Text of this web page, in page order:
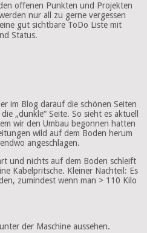
offenen Punkten und Projekten
nur all zu gerne vergessen
gut sichtbare ToDo Liste mit
Status.
im Blog darauf die schönen Seiten
„dunkle“ Seite. So sieht es aktuell
wir den Umbau begonnen hatten
wild auf dem Boden herum
angeschlagen.
und nichts auf dem Boden schleift
Kabelpritsche. Kleiner Nachteil: Es
zumindest wenn man > 110 Kilo
der Maschine aussehen.